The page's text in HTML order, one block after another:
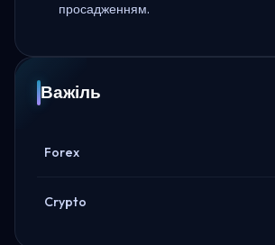
просадженням.
Важіль
Forex
Crypto